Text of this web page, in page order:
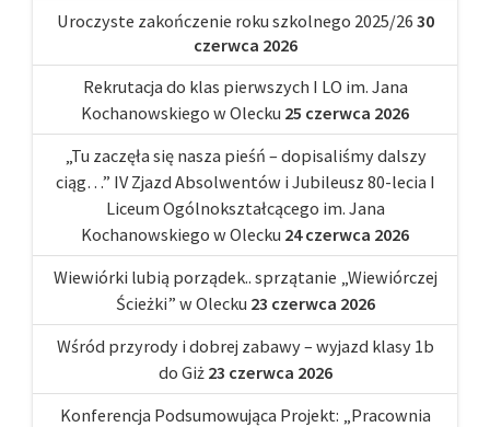
Uroczyste zakończenie roku szkolnego 2025/26 30
czerwca 2026
Rekrutacja do klas pierwszych I LO im. Jana
Kochanowskiego w Olecku 25 czerwca 2026
„Tu zaczęła się nasza pieśń – dopisaliśmy dalszy
ciąg…” IV Zjazd Absolwentów i Jubileusz 80-lecia I
Liceum Ogólnokształcącego im. Jana
Kochanowskiego w Olecku 24 czerwca 2026
Wiewiórki lubią porządek.. sprzątanie „Wiewiórczej
Ścieżki” w Olecku 23 czerwca 2026
Wśród przyrody i dobrej zabawy – wyjazd klasy 1b
do Giż 23 czerwca 2026
Konferencja Podsumowująca Projekt: „Pracownia